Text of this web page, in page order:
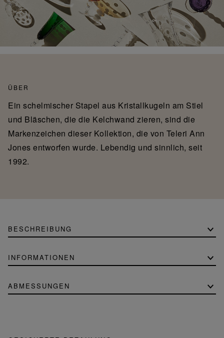
ÜBER
Ein schelmischer Stapel aus Kristallkugeln am Stiel
und Bläschen, die die Kelchwand zieren, sind die
Markenzeichen dieser Kollektion, die von Teleri Ann
Jones entworfen wurde. Lebendig und sinnlich, seit
1992.
BESCHREIBUNG
INFORMATIONEN
ABMESSUNGEN